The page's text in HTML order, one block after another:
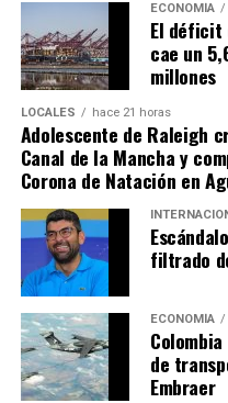
ECONOMÍA
El déficit
cae un
millones
LOCALES hace 21 horas
Adolescente de Raleigh
Canal de la Mancha y
Corona de Natación en
filtrado
ECONOMÍA
de
Embraer